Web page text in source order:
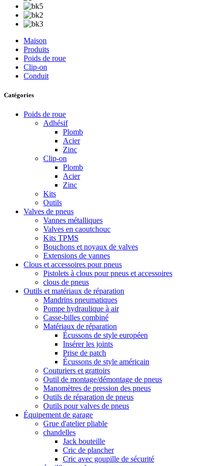
Maison
Produits
Poids de roue
Clip-on
Conduit
Catégories
Poids de roue
Adhésif
Plomb
Acier
Zinc
Clip-on
Plomb
Acier
Zinc
Kits
Outils
Valves de pneus
Vannes métalliques
Valves en caoutchouc
Kits TPMS
Bouchons et noyaux de valves
Extensions de vannes
Clous et accessoires pour pneus
Pistolets à clous pour pneus et accessoires
clous de pneus
Outils et matériaux de réparation
Mandrins pneumatiques
Pompe hydraulique à air
Casse-billes combiné
Matériaux de réparation
Écussons de style européen
Insérer les joints
Prise de patch
Écussons de style américain
Couturiers et grattoirs
Outil de montage/démontage de pneus
Manomètres de pression des pneus
Outils de réparation de pneus
Outils pour valves de pneus
Équipement de garage
Grue d'atelier pliable
chandelles
Jack bouteille
Cric de plancher
Cric avec goupille de sécurité